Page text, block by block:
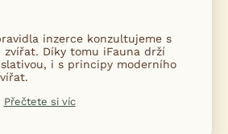
inzerce konzultujeme s
zvířat. Díky tomu iFauna drží
i s principy moderního
Přečtete si víc